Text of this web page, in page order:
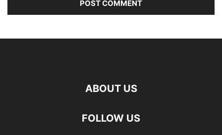
ABOUT US
FOLLOW US